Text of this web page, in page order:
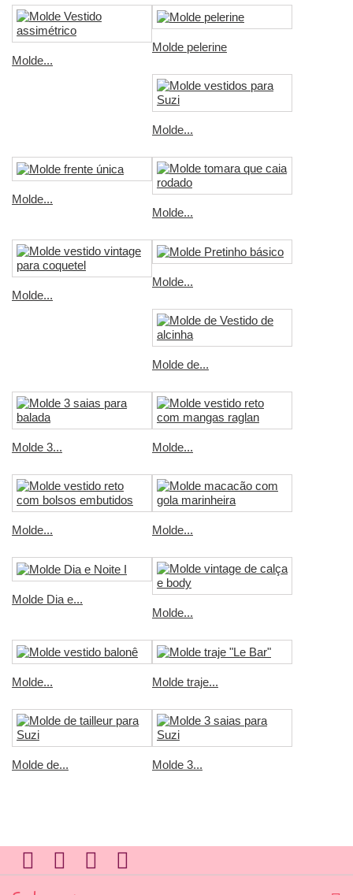
Molde...
Molde pelerine
Molde...
Molde...
Molde...
Molde...
Molde...
Molde de...
Molde 3... Molde...
Molde... Molde...
Molde Dia e...
Molde...
Molde... Molde traje...
Molde de... Molde 3...